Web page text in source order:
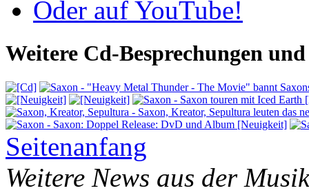
Oder auf YouTube!
Weitere Cd-Besprechungen
Seitenanfang
Weitere News aus der